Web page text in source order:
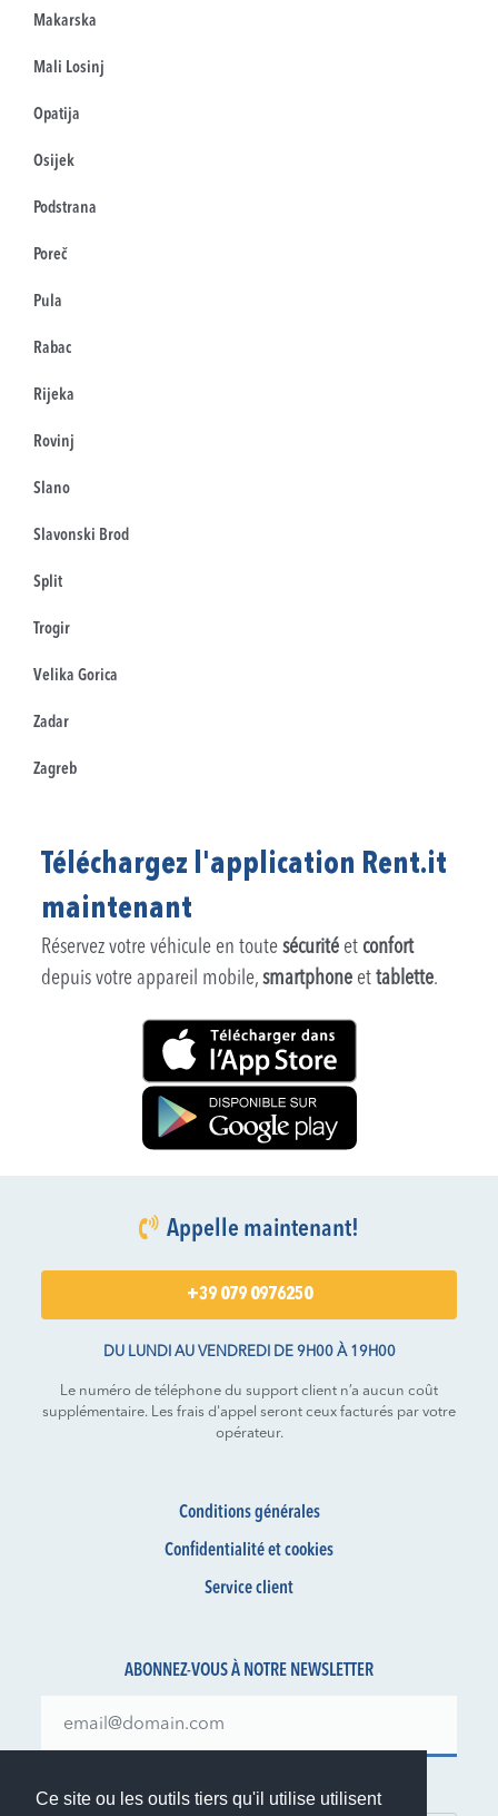
Ce site ou les outils tiers qu'il utilise utilisent
Makarska
Mali Losinj
Opatija
Osijek
Podstrana
Poreč
Pula
Rabac
Rijeka
Rovinj
Slano
Slavonski Brod
Split
Trogir
Velika Gorica
Zadar
Zagreb
Téléchargez l'application Rent.it
maintenant
Réservez votre véhicule en toutesécurité et confort
depuis votre appareil mobile,smartphone ettablette.
Appelle maintenant!
+39 079 0976250
DU LUNDI AU VENDREDI DE 9H00 À 19H00
Le numéro de téléphone du support client n’a aucun coût
supplémentaire. Les frais d'appel seront ceux facturés par votre
opérateur.
Conditions générales
Confidentialité et cookies
Service client
ABONNEZ-VOUS À NOTRE NEWSLETTER